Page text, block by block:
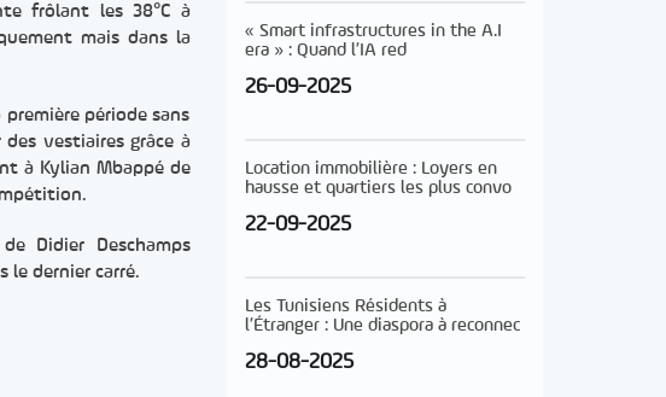
frôlant les 38°C à
mais dans la
période sans
vestiaires grâce à
à Kylian Mbappé de
Didier Deschamps
le dernier carré.
« Smart infrastructures in the A.I
era » : Quand l’IA red
26-09-2025
Location immobilière : Loyers en
hausse et quartiers les plus convo
22-09-2025
Les Tunisiens Résidents à
l’Étranger : Une diaspora à reconnec
28-08-2025